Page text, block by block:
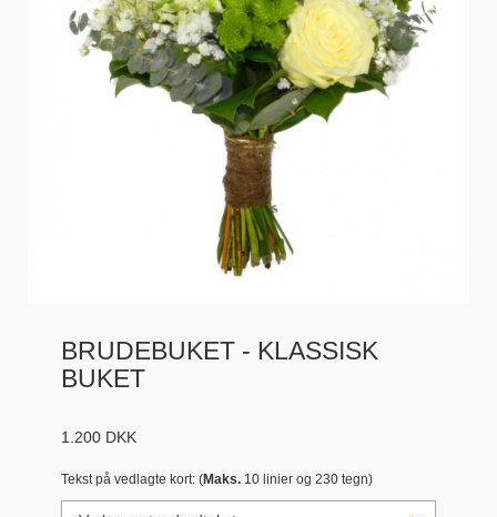
GAVEKORT
GALLERI
OM CARLA BLOMSTER
BRUDEBUKET - KLASSISK
BUKET
1.200 DKK
Tekst på vedlagte kort: (Maks. 10 linier og 230 tegn)